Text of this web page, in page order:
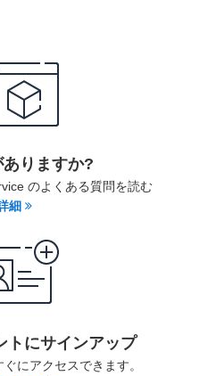
ありますか?
のよくある質問を読む
細
トにサインアップ
にアクセスできます。